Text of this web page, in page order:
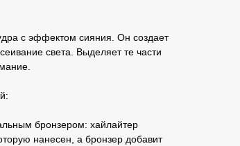
с эффектом сияния. Он создает
света. Выделяет те части
бронзером: хайлайтер
нанесен, а бронзер добавит